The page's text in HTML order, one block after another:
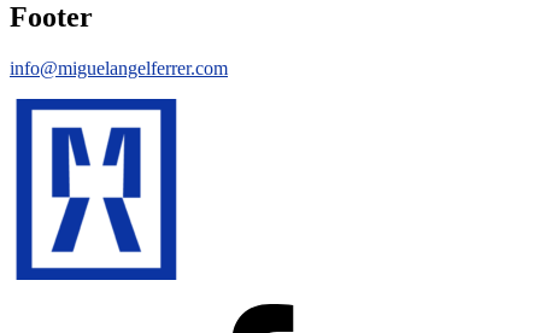
Footer
info@miguelangelferrer.com